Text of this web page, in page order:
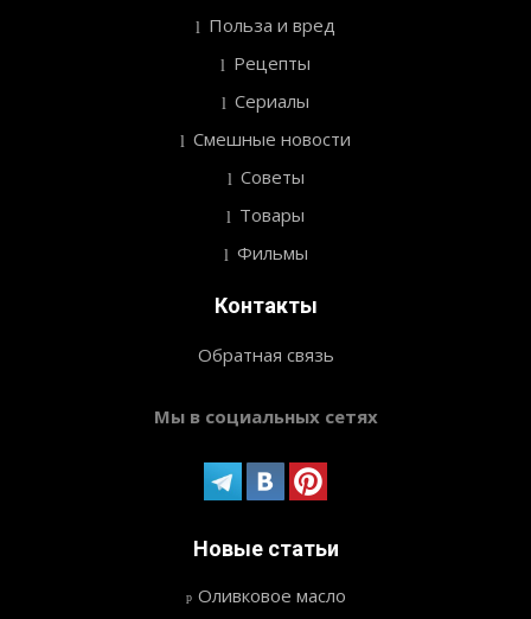
Польза и вред
Рецепты
Сериалы
Смешные новости
Советы
Товары
Фильмы
Контакты
Обратная связь
Мы в социальных сетях
Новые статьи
Оливковое масло